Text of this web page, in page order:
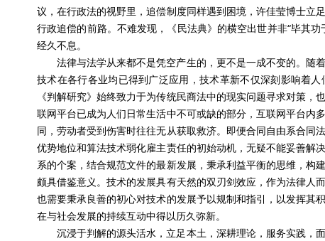
议，在行政法的视野里，追偿制度同样遇到困境，许佳莹博士立
行政追偿的前路。不难发现，《民法典》的横空出世并非“毕其
经久不息。
法律与法学从来都不是凭空产生的，更不是一成不变的。随
技术在各行各业均已得到广泛应用，技术革新不仅深刻影响着
《判解研究》始终致力于为传统民商法中的现实问题寻求对策
联网平台已成为人们日常生活中不可或缺的部分，互联网平台内
同，劳动者受到伤害时往往无从获取救济。即便合同自由系合同
优势地位和算法技术弱化雇主责任的初始动机，无疑不能妥善解
系的个案，结合规范文件的最新发展，秉承利益平衡的思维，构
颇具借鉴意义。技术的发展具有天然的双刃剑效应，作为法律人
也需要秉承良善的初心对技术的发展予以规制和指引，以发挥其
在与社会发展的持续互动中得以历久弥新。
沉浸于判解的源头活水，立足本土，深耕理论，服务实践，